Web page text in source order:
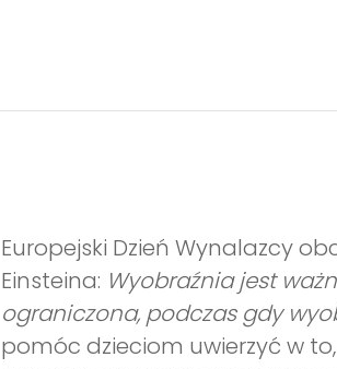
Europejski Dzień Wynalazcy
Einsteina: Wyobraźnia jest
ograniczona, podczas gdy
pomóc dzieciom uwierzyć w